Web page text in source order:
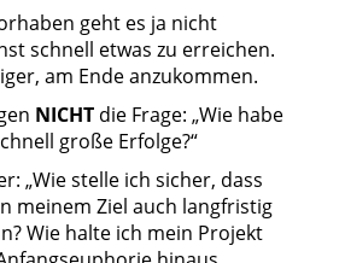
geht es ja nicht
schnell etwas zu erreichen.
am Ende anzukommen.
NICHT die Frage: „Wie habe
große Erfolge?“
„Wie stelle ich sicher, dass
meinem Ziel auch langfristig
Wie halte ich mein Projekt